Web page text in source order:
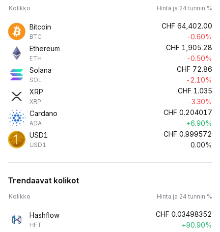
Kolikko Hinta ja 24 tunnin %
Bitcoin
BTC
CHF 64,402.00
-0.60%
Ethereum
ETH
CHF 1,905.28
-0.50%
Solana
SOL
CHF 72.86
-2.10%
XRP
XRP
CHF 1.035
-3.30%
Cardano
ADA
CHF 0.204017
+6.90%
USD1
USD1
CHF 0.999572
0.00%
Trendaavat kolikot
Kolikko Hinta ja 24 tunnin %
Hashflow
HFT
CHF 0.03498352
+90.90%